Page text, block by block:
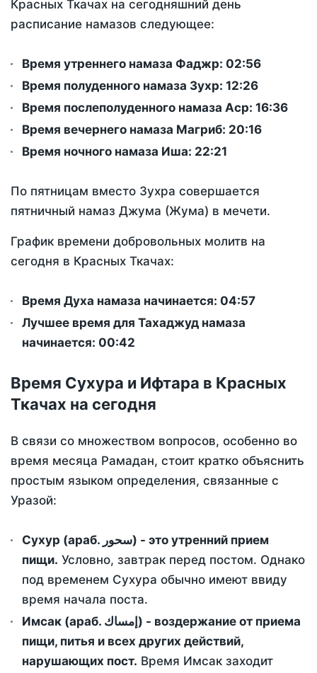
Красных Ткачах на сегодняшний день
расписание намазов следующее:
Время утреннего намаза Фаджр: 02:56
Время полуденного намаза Зухр: 12:26
Время послеполуденного намаза Аср: 16:36
Время вечернего намаза Магриб: 20:16
Время ночного намаза Иша: 22:21
По пятницам вместо Зухра совершается
пятничный намаз Джума (Жума) в мечети.
График времени добровольных молитв на
сегодня в Красных Ткачах:
Время Духа намаза начинается: 04:57
Лучшее время для Тахаджуд намаза
начинается: 00:42
Время Сухура и Ифтара в Красных
Ткачах на сегодня
В связи со множеством вопросов, особенно во
время месяца Рамадан, стоит кратко объяснить
простым языком определения, связанные с
Уразой:
Сухур (араб. سحور) - это утренний прием
пищи. Условно, завтрак перед постом. Однако
под временем Сухура обычно имеют ввиду
время начала поста.
Имсак (араб. إمساك) - воздержание от приема
пищи, питья и всех других действий,
нарушающих пост. Время Имсак заходит